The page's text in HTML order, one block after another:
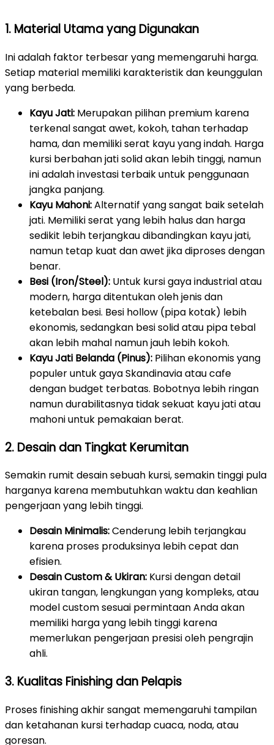
1. Material Utama yang Digunakan
Ini adalah faktor terbesar yang memengaruhi harga.
Setiap material memiliki karakteristik dan keunggulan
yang berbeda.
Kayu Jati: Merupakan pilihan premium karena
terkenal sangat awet, kokoh, tahan terhadap
hama, dan memiliki serat kayu yang indah. Harga
kursi berbahan jati solid akan lebih tinggi, namun
ini adalah investasi terbaik untuk penggunaan
jangka panjang.
Kayu Mahoni:Alternatif yang sangat baik setelah
jati. Memiliki serat yang lebih halus dan harga
sedikit lebih terjangkau dibandingkan kayu jati,
namun tetap kuat dan awet jika diproses dengan
benar.
Besi (Iron/Steel): Untuk kursi gaya industrial atau
modern, harga ditentukan oleh jenis dan
ketebalan besi. Besi hollow (pipa kotak) lebih
ekonomis, sedangkan besi solid atau pipa tebal
akan lebih mahal namun jauh lebih kokoh.
Kayu Jati Belanda (Pinus): Pilihan ekonomis yang
populer untuk gaya Skandinavia atau cafe
dengan budget terbatas. Bobotnya lebih ringan
namun durabilitasnya tidak sekuat kayu jati atau
mahoni untuk pemakaian berat.
2. Desain dan Tingkat Kerumitan
Semakin rumit desain sebuah kursi, semakin tinggi pula
harganya karena membutuhkan waktu dan keahlian
pengerjaan yang lebih tinggi.
Desain Minimalis:Cenderung lebih terjangkau
karena proses produksinya lebih cepat dan
efisien.
Desain Custom & Ukiran: Kursi dengan detail
ukiran tangan, lengkungan yang kompleks, atau
model custom sesuai permintaan Anda akan
memiliki harga yang lebih tinggi karena
memerlukan pengerjaan presisi oleh pengrajin
ahli.
3. Kualitas Finishing dan Pelapis
Proses finishing akhir sangat memengaruhi tampilan
dan ketahanan kursi terhadap cuaca, noda, atau
goresan.